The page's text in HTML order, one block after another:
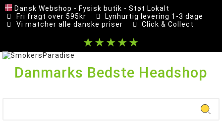
Dansk Webshop - Fysisk butik - Støt Lokalt
Fri fragt over 595kr
Lynhurtig levering 1-3 dage
Vi matcher alle danske priser
Click & Collect
★★★★★
Danmarks Bedste Headshop